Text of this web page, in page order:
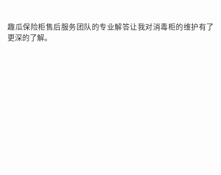
趣瓜保险柜售后服务团队的专业解答让我对消毒柜的维护有了
更深的了解。